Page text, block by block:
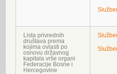
Lista privrednih
društava prema
kojima ovlasti po
osnovu državnog
kapitala vrše organi
Federacije Bosne i
Hercegovine